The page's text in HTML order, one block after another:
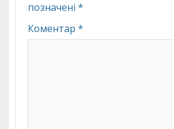
позначені *
Коментар *